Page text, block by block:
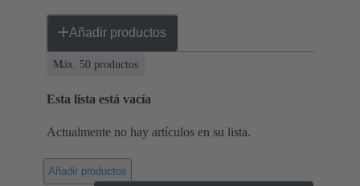
Añadir productos
Máx. 50 productos
Esta lista está vacía
Actualmente no hay artículos en su lista.
Añadir productos